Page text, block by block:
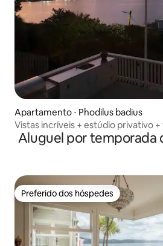
Apartamento ⋅ Phodilus badius
Vistas incríveis + estúdio privativo +
Aluguel por temporada
Preferido dos hóspedes
Preferido dos hóspedes